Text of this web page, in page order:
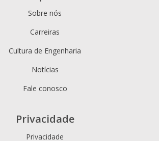
Sobre nós
Carreiras
Cultura de Engenharia
Notícias
Fale conosco
Privacidade
Privacidade